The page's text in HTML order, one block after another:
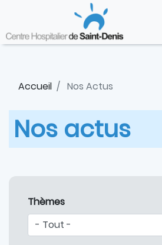
contenu
principal
Accueil Nos Actus
Nos actus
Thèmes
Panneau de gestion des cookies